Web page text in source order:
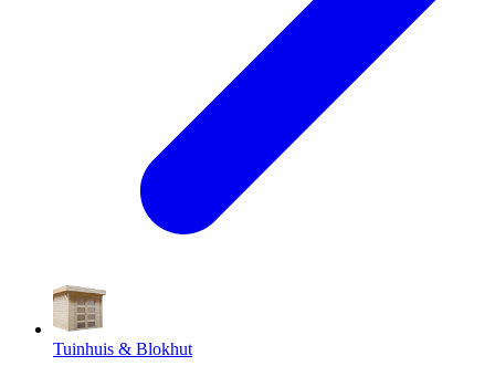
Tuinhuis & Blokhut